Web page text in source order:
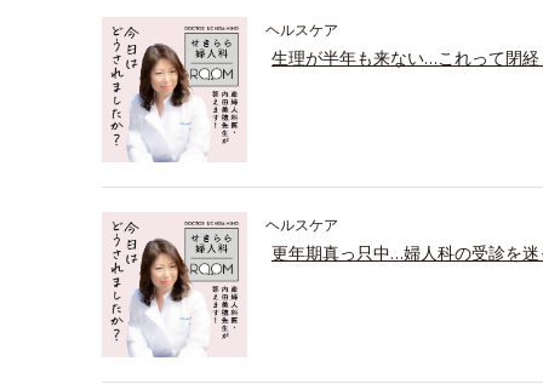
ヘルスケア
生理が半年も来ない…これって閉経
ヘルスケア
更年期真っ只中…婦人科の受診を